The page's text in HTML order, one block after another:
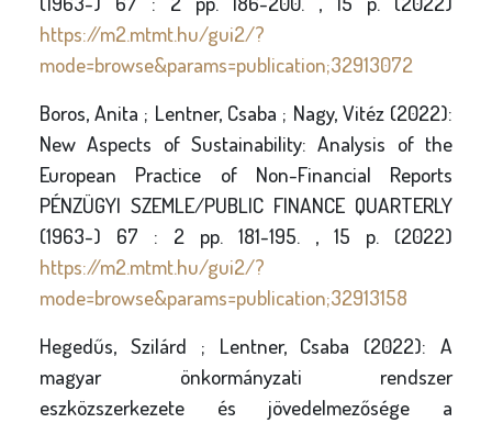
https://m2.mtmt.hu/gui2/?
mode=browse&params=publication;32913072
Boros, Anita ; Lentner, Csaba ; Nagy, Vitéz (2022):
New Aspects of Sustainability: Analysis of the
European Practice of Non-Financial Reports
PÉNZÜGYI SZEMLE/PUBLIC FINANCE QUARTERLY
(1963-) 67 : 2 pp. 181-195. , 15 p. (2022)
https://m2.mtmt.hu/gui2/?
mode=browse&params=publication;32913158
Hegedűs, Szilárd ; Lentner, Csaba (2022): A
magyar önkormányzati rendszer
eszközszerkezete és jövedelmezősége a